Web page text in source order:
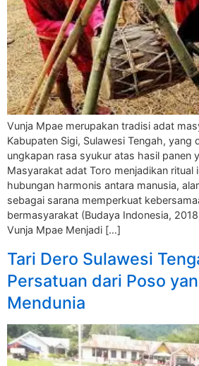
Vunja Mpae merupakan tradisi adat
Kabupaten Sigi, Sulawesi Tengah, yang
ungkapan rasa syukur atas hasil panen
Masyarakat adat Toro menjadikan ritual
hubungan harmonis antara manusia,
sebagai sarana memperkuat
bermasyarakat (Budaya Indonesia,
Vunja Mpae Menjadi […]
Tari Dero Sulawesi
Persatuan dari Poso
Mendunia